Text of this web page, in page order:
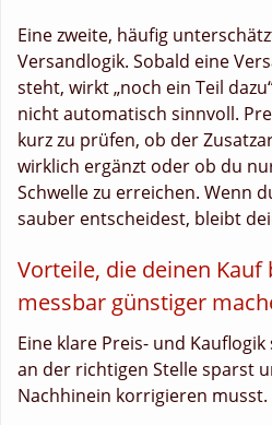
Eine zweite, häufig
Versandlogik. Sobald eine
steht, wirkt „noch ein Teil
nicht automatisch sinnvoll.
kurz zu prüfen, ob der
wirklich ergänzt oder ob du
Schwelle zu erreichen. Wenn
sauber entscheidest, bleibt
Vorteile, die deinen Kauf
messbar günstiger
Eine klare Preis- und
an der richtigen Stelle sparst
Nachhinein korrigieren musst.